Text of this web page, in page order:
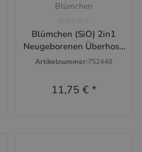
Blümchen
Blümchen (SiO) 2in1
Neugeborenen Überhose
Kletter (3-6kg)
Artikelnummer:752448
11,75 € *